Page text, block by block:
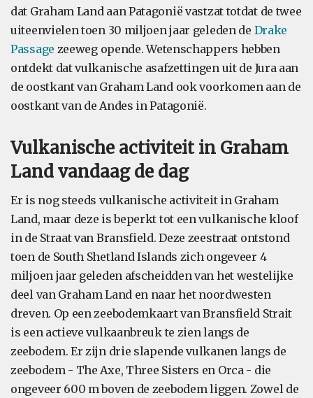
dat Graham Land aan Patagonië vastzat totdat de twee
uiteenvielen toen 30 miljoen jaar geleden de Drake
Passage zeeweg opende. Wetenschappers hebben
ontdekt dat vulkanische asafzettingen uit de Jura aan
de oostkant van Graham Land ook voorkomen aan de
oostkant van de Andes in Patagonië.
Vulkanische activiteit in Graham
Land vandaag de dag
Er is nog steeds vulkanische activiteit in Graham
Land, maar deze is beperkt tot een vulkanische kloof
in de Straat van Bransfield. Deze zeestraat ontstond
toen de South Shetland Islands zich ongeveer 4
miljoen jaar geleden afscheidden van het westelijke
deel van Graham Land en naar het noordwesten
dreven. Op een zeebodemkaart van Bransfield Strait
is een actieve vulkaanbreuk te zien langs de
zeebodem. Er zijn drie slapende vulkanen langs de
zeebodem - The Axe, Three Sisters en Orca - die
ongeveer 600 m boven de zeebodem liggen. Zowel de